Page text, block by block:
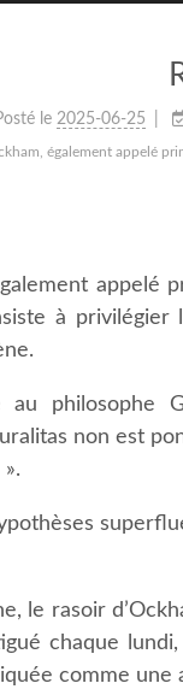
le 2025-06-25
également appelé
à
philosophe
non est
le rasoir
chaque
comme